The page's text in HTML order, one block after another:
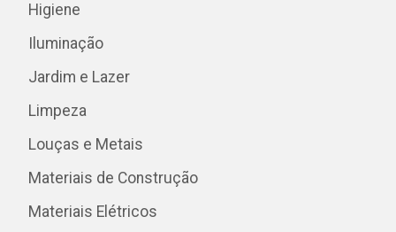
Higiene
Iluminação
Jardim e Lazer
Limpeza
Louças e Metais
Materiais de Construção
Materiais Elétricos